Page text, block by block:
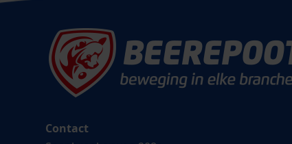
Contact